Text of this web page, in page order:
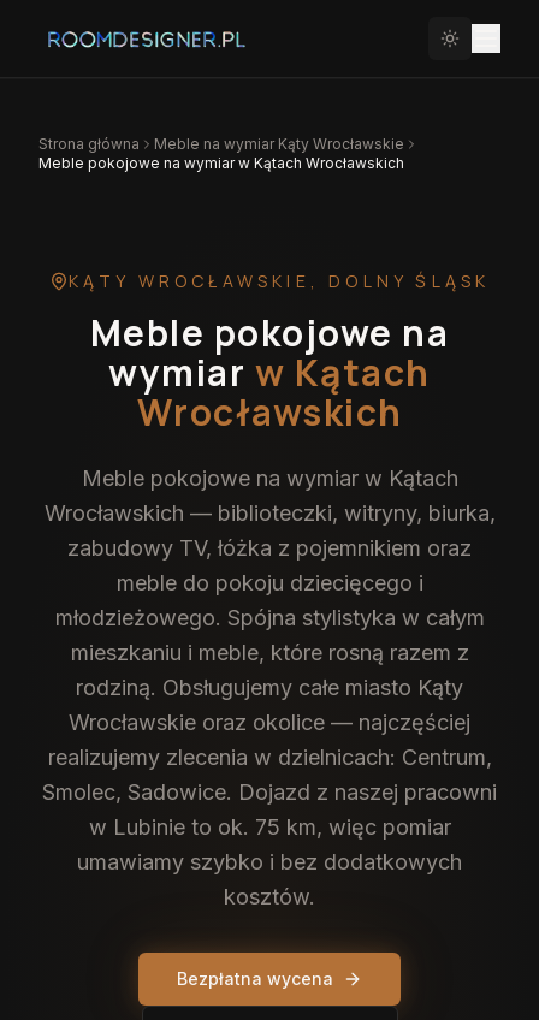
Strona główna Meble na wymiar Kąty Wrocławskie
Meble pokojowe na wymiar w Kątach Wrocławskich
KĄTY WROCŁAWSKIE , DOLNY ŚLĄSK
Meble pokojowe na
wymiar w Kątach
Wrocławskich
Meble pokojowe na wymiar w Kątach
Wrocławskich — biblioteczki, witryny, biurka,
zabudowy TV, łóżka z pojemnikiem oraz
meble do pokoju dziecięcego i
młodzieżowego. Spójna stylistyka w całym
mieszkaniu i meble, które rosną razem z
rodziną. Obsługujemy całe miasto Kąty
Wrocławskie oraz okolice — najczęściej
realizujemy zlecenia w dzielnicach: Centrum,
Smolec, Sadowice. Dojazd z naszej pracowni
w Lubinie to ok. 75 km, więc pomiar
umawiamy szybko i bez dodatkowych
kosztów.
Bezpłatna wycena